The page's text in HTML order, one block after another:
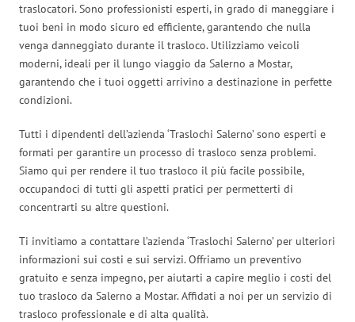
traslocatori. Sono professionisti esperti, in grado di maneggiare i
tuoi beni in modo sicuro ed efficiente, garantendo che nulla
venga danneggiato durante il trasloco. Utilizziamo veicoli
moderni, ideali per il lungo viaggio da Salerno a Mostar,
garantendo che i tuoi oggetti arrivino a destinazione in perfette
condizioni.
Tutti i dipendenti dell’azienda ‘Traslochi Salerno’ sono esperti e
formati per garantire un processo di trasloco senza problemi.
Siamo qui per rendere il tuo trasloco il più facile possibile,
occupandoci di tutti gli aspetti pratici per permetterti di
concentrarti su altre questioni.
Ti invitiamo a contattare l’azienda ‘Traslochi Salerno’ per ulteriori
informazioni sui costi e sui servizi. Offriamo un preventivo
gratuito e senza impegno, per aiutarti a capire meglio i costi del
tuo trasloco da Salerno a Mostar. Affidati a noi per un servizio di
trasloco professionale e di alta qualità.